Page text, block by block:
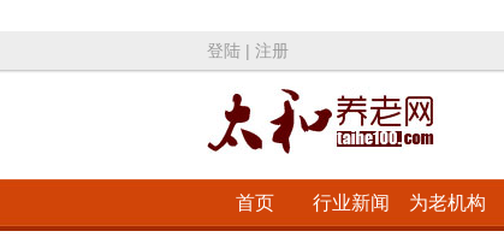
登陆 | 注册
首页 行业新闻 为老机构